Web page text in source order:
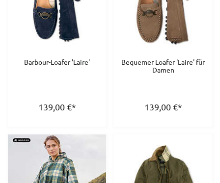
Barbour-Loafer 'Laire'
139,00€*
Bequemer Loafer 'Laire' für
Damen
139,00€*